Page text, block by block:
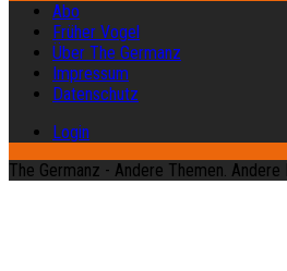
Abo
Früher Vogel
Über The Germanz
Impressum
Datenschutz
Login
The Germanz - Andere Themen.